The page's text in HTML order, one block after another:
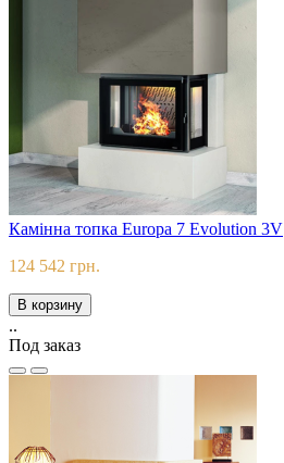
Камінна топка Europa 7 Evolution 3V
124 542 грн.
В корзину
..
Под заказ